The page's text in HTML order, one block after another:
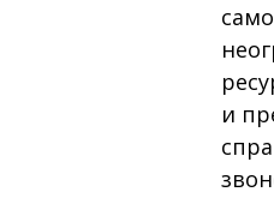
и